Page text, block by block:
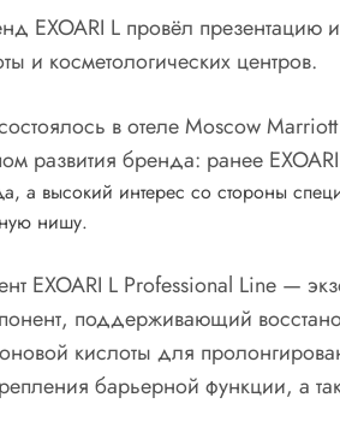
EXOARI L провёл
и косметологических центров.
в отеле Moscow
развития бренда: ранее
а высокий интерес со стороны
нишу.
EXOARI L Professional Line —
поддерживающий
кислоты для
барьерной функции, а